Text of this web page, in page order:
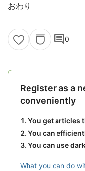
おわり
comment0
Register as a
conveniently
You get articles
You can
You can use
What you can do